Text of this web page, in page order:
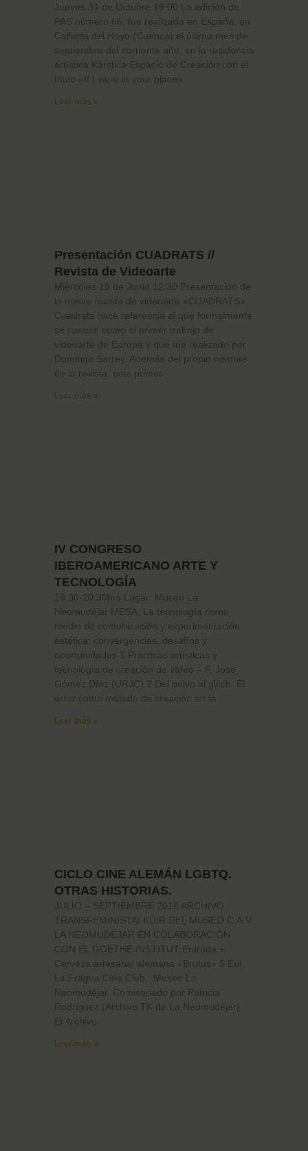
Jueves 31 de Octubre 19:00 La edición de
PAS número 66, fue realizada en España, en
Cañada del Hoyo (Cuenca) el último mes de
septiembre del corriente año, en la residencia
artística Kárstica Espacio de Creación con el
título «If I were in your place»
Leer más »
Presentación CUADRATS //
Revista de Videoarte
Miércoles 19 de Junio 12:30 Presentación de
la nueva revista de videoarte «CUADRATS».
Cuadrats hace referencia al que formalmente
se conoce como el primer trabajo de
videoarte de Europa y que fue realizado por
Domingo Sarrey. Además del propio nombre
de la revista, este primer
Leer más »
IV CONGRESO
IBEROAMERICANO ARTE Y
TECNOLOGÍA
18:30-20:30hrs Lugar: Museo La
Neomudéjar MESA. La tecnología como
medio de comunicación y experimentación
estética: convergencias, desafíos y
oportunidades 1.Prácticas artísticas y
tecnología de creación de vídeo – F. José
Gómez Díaz (URJC) 2.Del polvo al glitch. El
error como método de creación en la
Leer más »
CICLO CINE ALEMÁN LGBTQ.
OTRAS HISTORIAS.
JULIO – SEPTIEMBRE 2018 ARCHIVO
TRANSFEMINISTA/ KUIR DEL MUSEO C.A.V.
LA NEOMUDÉJAR EN COLABORACIÓN
CON EL GOETHE INSTITUT Entrada +
Cerveza artesanal alemana «Brutus» 5 Eur.
La Fragua Cine Club. Museo La
Neomudéjar. Comisariado por Patricia
Rodriguez (Archivo TK de La Neomudéjar)
El Archivo
Leer más »